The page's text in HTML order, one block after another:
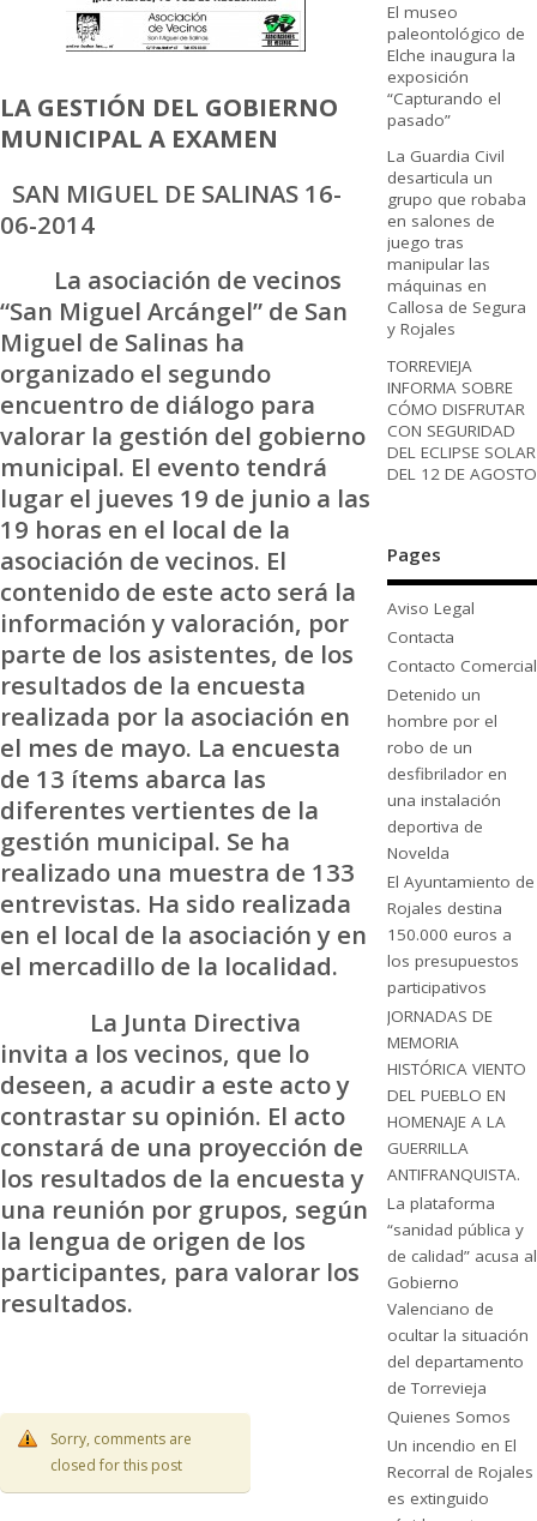
LA GESTIÓN DEL GOBIERNO
MUNICIPAL A EXAMEN
SAN MIGUEL DE SALINAS 16-
06-2014
La asociación de vecinos
“San Miguel Arcángel” de San
Miguel de Salinas ha
organizado el segundo
encuentro de diálogo para
valorar la gestión del gobierno
municipal. El evento tendrá
lugar el jueves 19 de junio a las
19 horas en el local de la
asociación de vecinos. El
contenido de este acto será la
información y valoración, por
parte de los asistentes, de los
resultados de la encuesta
realizada por la asociación en
el mes de mayo. La encuesta
de 13 ítems abarca las
diferentes vertientes de la
gestión municipal. Se ha
realizado una muestra de 133
entrevistas. Ha sido realizada
en el local de la asociación y en
el mercadillo de la localidad.
La Junta Directiva
invita a los vecinos, que lo
deseen, a acudir a este acto y
contrastar su opinión. El acto
constará de una proyección de
los resultados de la encuesta y
una reunión por grupos, según
la lengua de origen de los
participantes, para valorar los
resultados.
Sorry, comments are
closed for this post
El museo
paleontológico de
Elche inaugura la
exposición
“Capturando el
pasado”
La Guardia Civil
desarticula un
grupo que robaba
en salones de
juego tras
manipular las
máquinas en
Callosa de Segura
y Rojales
TORREVIEJA
INFORMA SOBRE
CÓMO DISFRUTAR
CON SEGURIDAD
DEL ECLIPSE SOLAR
DEL 12 DE AGOSTO
Pages
Aviso Legal
Contacta
Contacto Comercial
Detenido un
hombre por el
robo de un
desfibrilador en
una instalación
deportiva de
Novelda
El Ayuntamiento de
Rojales destina
150.000 euros a
los presupuestos
participativos
JORNADAS DE
MEMORIA
HISTÓRICA VIENTO
DEL PUEBLO EN
HOMENAJE A LA
GUERRILLA
ANTIFRANQUISTA.
La plataforma
“sanidad pública y
de calidad” acusa al
Gobierno
Valenciano de
ocultar la situación
del departamento
de Torrevieja
Quienes Somos
Un incendio en El
Recorral de Rojales
es extinguido